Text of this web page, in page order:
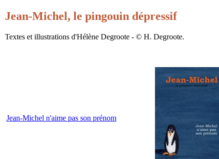
Jean-Michel, le pingouin dépressif
Textes et illustrations d'Hélène Degroote - © H. Degroote.
Jean-Michel n'aime pas son prénom